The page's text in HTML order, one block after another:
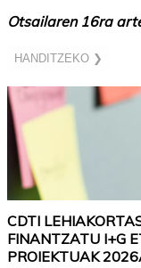
Otsailaren 16ra
HANDITZEKO ❯
CDTI
FINANTZATU I+G
PROIEKTUAK